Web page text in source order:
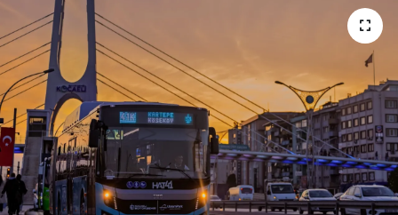
Tüm Haberler
İletişim
Künye
Süper Lig Puan Durumu ve Fikstür
Tüm Manşetler
Son Dakika Haberleri
Haber Arşivi